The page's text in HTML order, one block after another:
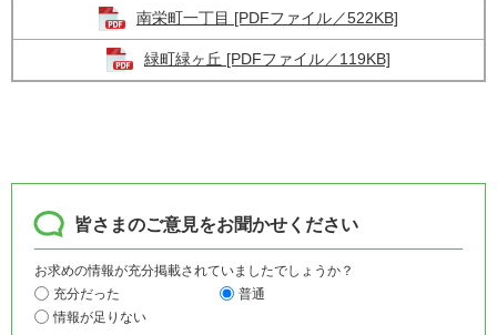
南栄町一丁目 [PDFファイル／522KB]
緑町緑ヶ丘 [PDFファイル／119KB]
皆さまのご意見をお聞かせください
お求めの情報が充分掲載されていましたでしょうか？
充分だった
普通
情報が足りない